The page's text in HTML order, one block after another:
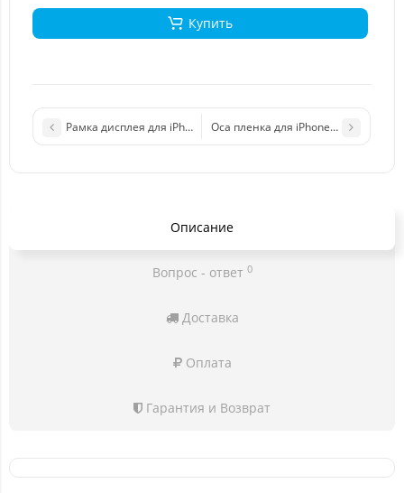
Купить
Рамка дисплея для iPhone 11 Pro Max черный
Oca пленка для iPhone Xs Max/11
Описание
Вопрос - ответ 0
Доставка
Оплата
Гарантия и Возврат